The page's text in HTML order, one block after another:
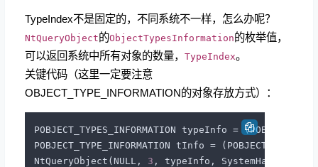
TypeIndex不是固定的，不同系统不一样，怎么办呢？
NtQueryObject的ObjectTypesInformation的枚举值，
可以返回系统中所有对象的数量， TypeIndex。
关键代码（这里一定要注意
OBJECT_TYPE_INFORMATION的对象存放方式）：
POBJECT_TYPES_INFORMATION typeInfo =
POBJECT_TYPE_INFORMATION tInfo =
NtQueryObject(NULL, 3